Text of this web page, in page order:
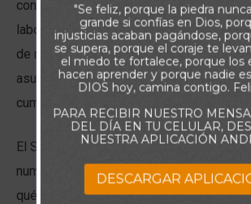
confianza para desempañar con éxito
labores. Por otra parte si nos
de nosotros, efectivos en cada
asumamos, tendremos muchas más
cumplirlas correctamente.
El Señor a través de su palabra, nos
numerosos ejemplos de cómo debemos
qué debemos convertirnos, de cómo es
"Se feliz, porque la piedra
grande si confías en Dios,
injusticias acaban pagándose,
se supera, porque el coraje te
el miedo te fortalece, porque los
hacen aprender y porque nadie
DIOS hoy, camina contigo.
PARA RECIBIR NUESTRO
DEL DÍA EN TU CELULAR,
NUESTRA APLICACIÓN
DESCARGAR